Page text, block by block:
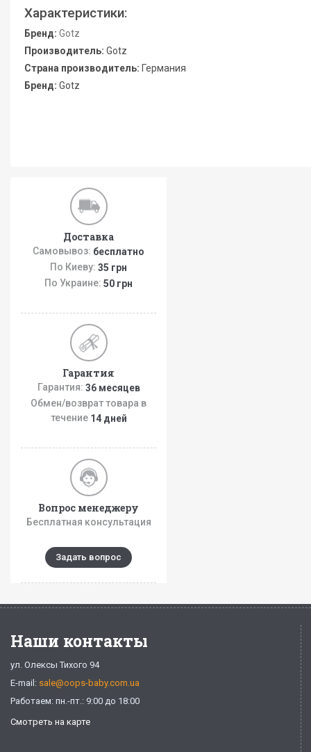
Характеристики:
Бренд: Gotz
Производитель: Gotz
Страна производитель: Германия
Бренд: Gotz
Доставка
Самовывоз: бесплатно
По Киеву: 35 грн
По Украине: 50 грн
Гарантия
Гарантия: 36 месяцев
Обмен/возврат товара в
течение 14 дней
Вопрос менеджеру
Бесплатная консультация
Задать вопрос
Наши контакты
ул. Олексы Тихого 94
E-mail: sale@oops-baby.com.ua
Работаем: пн.-пт.: 9:00 до 18:00
Смотреть на карте